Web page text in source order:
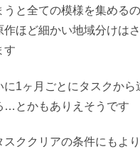
と全ての模様を集める
ほど細かい地域分けは
す
に1ヶ月ごとにタスクから
…とかもありえそうです
スククリアの条件にもよ